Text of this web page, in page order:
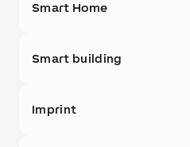
Smart Home
Smart building
Imprint